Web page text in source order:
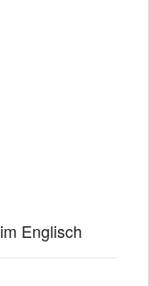
im Englisch